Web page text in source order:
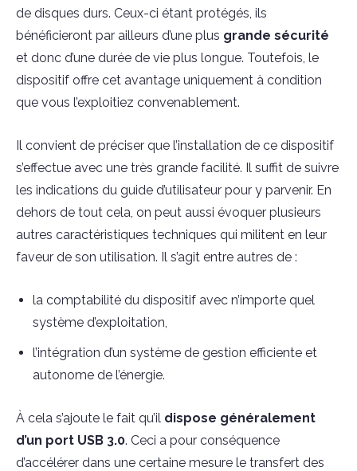
de disques durs. Ceux-ci étant protégés, ils
bénéficieront par ailleurs d’une plus grande sécurité
et donc d’une durée de vie plus longue. Toutefois, le
dispositif offre cet avantage uniquement à condition
que vous l’exploitiez convenablement.
Il convient de préciser que l’installation de ce dispositif
s’effectue avec une très grande facilité. Il suffit de suivre
les indications du guide d’utilisateur pour y parvenir. En
dehors de tout cela, on peut aussi évoquer plusieurs
autres caractéristiques techniques qui militent en leur
faveur de son utilisation. Il s’agit entre autres de :
la comptabilité du dispositif avec n’importe quel
système d’exploitation,
l’intégration d’un système de gestion efficiente et
autonome de l’énergie.
À cela s’ajoute le fait qu’il dispose généralement
d’un port USB 3.0. Ceci a pour conséquence
d’accélérer dans une certaine mesure le transfert des